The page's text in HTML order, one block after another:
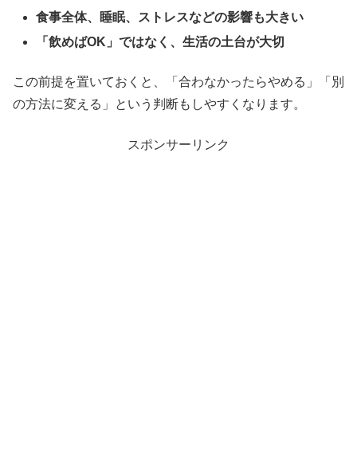
食事全体、睡眠、ストレスなどの影響も大きい
「飲めばOK」ではなく、生活の土台が大切
この前提を置いておくと、「合わなかったらやめる」「別
の方法に変える」という判断もしやすくなります。
スポンサーリンク